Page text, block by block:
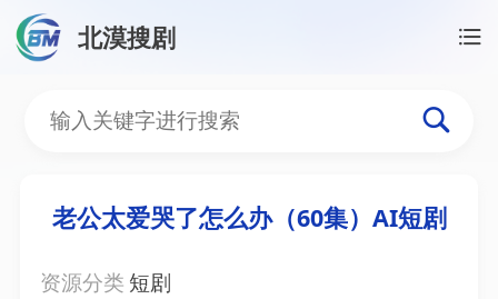
北漠搜剧
老公太爱哭了怎么办（60
老公太爱哭了怎么办（60集）AI短剧
资源分类 短剧